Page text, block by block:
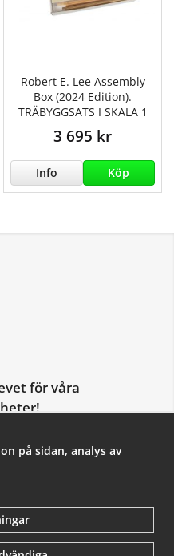
Robert E. Lee Assembly
Box (2024 Edition).
TRÄBYGGSATS I SKALA 1
3 695 kr
Info Köp
för våra
till våra nyhetsbrev.
på sidan, analys av